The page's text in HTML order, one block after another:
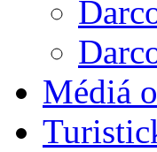
Médiá